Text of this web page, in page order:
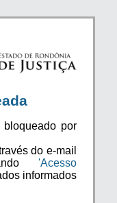
por
do e-mail
'Acesso
informados